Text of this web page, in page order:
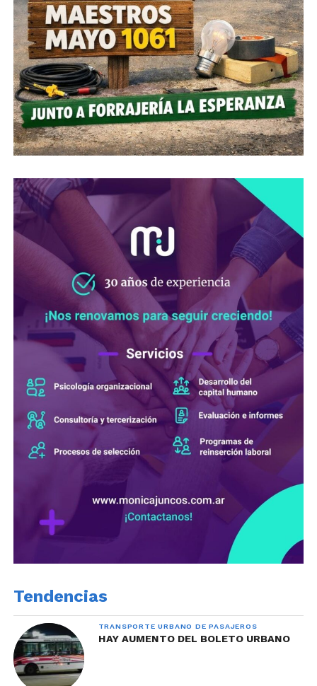
Tendencias
TRANSPORTE URBANO DE PASAJEROS
HAY AUMENTO DEL BOLETO URBANO